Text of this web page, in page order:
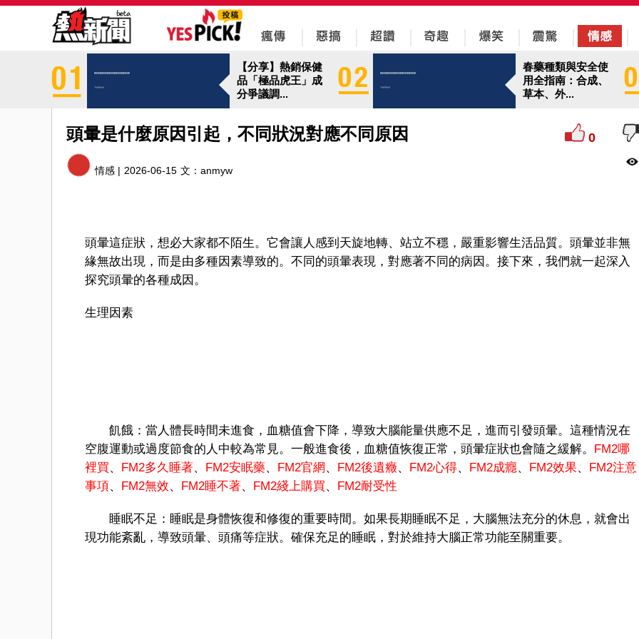
【分享】熱銷保健
品「極品虎王」成
分爭議調...
春藥種類與安全使
用全指南：合成、
草本、外...
頭暈是什麼原因引起，不同狀況對應不同原因 0
情感 | 2026-06-15 文： anmyw
頭暈這症狀，想必大家都不陌生。它會讓人感到天旋地轉、站立不穩，嚴重影響生活品質。頭暈並非無
緣無故出現，而是由多種因素導致的。不同的頭暈表現，對應著不同的病因。接下來，我們就一起深入
探究頭暈的各種成因。
生理因素
飢餓：當人體長時間未進食，血糖值會下降，導致大腦能量供應不足，進而引發頭暈。這種情況在
空腹運動或過度節食的人中較為常見。一般進食後，血糖值恢復正常，頭暈症狀也會隨之緩解。 FM2哪
裡買、 FM2多久睡著、 FM2安眠藥、 FM2官網 、 FM2後遺癥、 FM2心得、 FM2成癮、 FM2效果、 FM2注意
事項、 FM2無效、 FM2睡不著、 FM2綫上購買、 FM2耐受性
睡眠不足：睡眠是身體恢復和修復的重要時間。如果長期睡眠不足，大腦無法充分的休息，就會出
現功能紊亂，導致頭暈、頭痛等症狀。確保充足的睡眠，對於維持大腦正常功能至關重要。